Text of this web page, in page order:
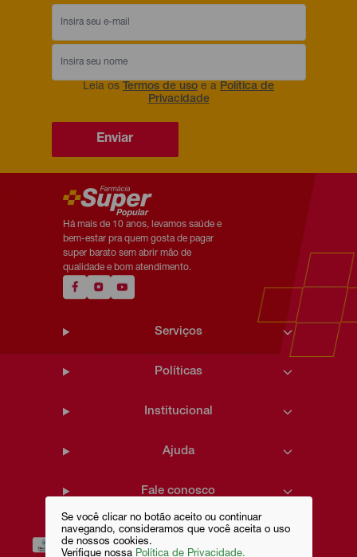
Se você clicar no botão aceito ou continuar
navegando, consideramos que você aceita o uso
de nossos cookies.
Verifique nossa Política de Privacidade.
Leia os Termos de uso e a Política de
Privacidade
Enviar
Há mais de 10 anos, levamos saúde e
bem-estar pra quem gosta de pagar
super barato sem abrir mão de
qualidade e bom atendimento.
Serviços
Políticas
Institucional
Ajuda
Fale conosco